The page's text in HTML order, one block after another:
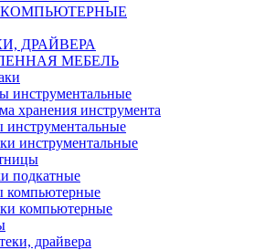
ДРАЙВЕРА
МЕБЕЛЬ
инструментальные
хранения инструмента
инструментальные
инструментальные
подкатные
компьютерные
компьютерные
драйвера